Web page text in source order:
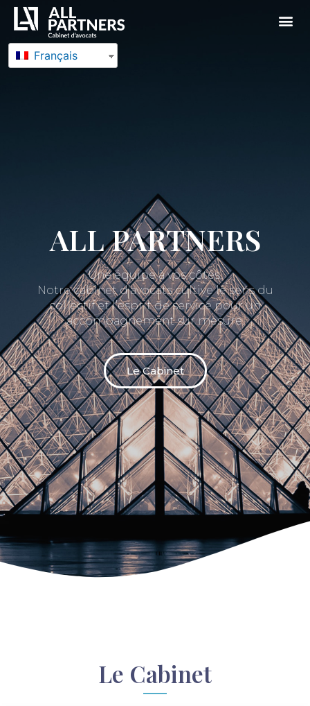
Français
ALL PARTNERS
Une équipe à vos côtés.
Notre cabinet d’avocats cultive le sens du
collectif et l’esprit de service pour un
accompagnement sur mesure.
Le Cabinet
Le Cabinet